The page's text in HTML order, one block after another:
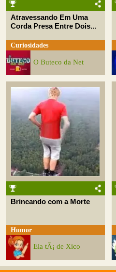
Atravessando Em Uma
Corda Presa Entre Dois...
Curiosidades
O Buteco da Net
Brincando com a Morte
Humor
Ela tÃ¡ de Xico